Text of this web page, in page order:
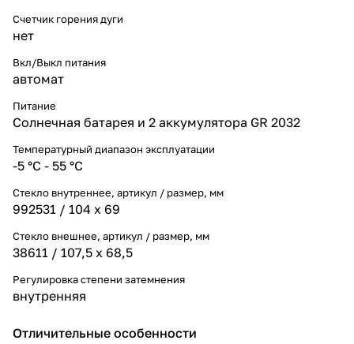
Счетчик горения дуги
нет
Вкл/Выкл питания
автомат
Питание
Солнечная батарея и 2 аккумулятора GR 2032
Температурный диапазон эксплуатации
-5 °С - 55 °С
Стекло внутреннее, артикул / размер, мм
992531 / 104 х 69
Стекло внешнее, артикул / размер, мм
38611 / 107,5 х 68,5
Регулировка степени затемнения
внутренняя
Отличительные особенности